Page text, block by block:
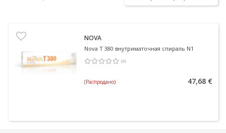
NOVA
Nova T 380 внутриматочная спираль N1
(0)
Средняя оценка 0.00
(Распродано) 47,68 €